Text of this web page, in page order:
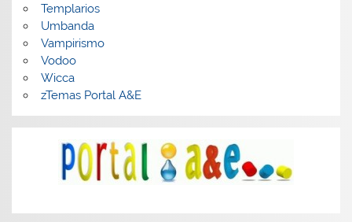
Templarios
Umbanda
Vampirismo
Vodoo
Wicca
zTemas Portal A&E